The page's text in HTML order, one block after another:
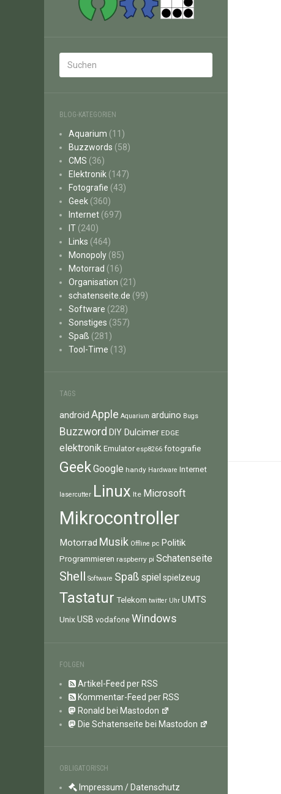
BLOG-KATEGORIEN
Aquarium (11)
Buzzwords (58)
CMS (36)
Elektronik (147)
Fotografie (43)
Geek (360)
Internet (697)
IT (240)
Links (464)
Monopoly (85)
Motorrad (16)
Organisation (21)
schatenseite.de (99)
Software (228)
Sonstiges (357)
Spaß (281)
Tool-Time (13)
TAGS
android Apple Aquarium arduino Bugs
Buzzword DIY Dulcimer EDGE
elektronik Emulator esp8266 fotografie
GeekGoogle handy Hardware Internet
lasercutter Linux lte Microsoft
Mikrocontroller
Motorrad Musik Offline pc Politik
Programmieren raspberry pi Schatenseite
Shell Software Spaß spiel spielzeug
Tastatur Telekom twitter Uhr UMTS
Unix USB vodafone Windows
FOLGEN
Artikel-Feed per RSS
Kommentar-Feed per RSS
Ronald bei Mastodon
Die Schatenseite bei Mastodon
OBLIGATORISCH
Impressum / Datenschutz